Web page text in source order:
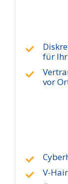
für
vor
V-